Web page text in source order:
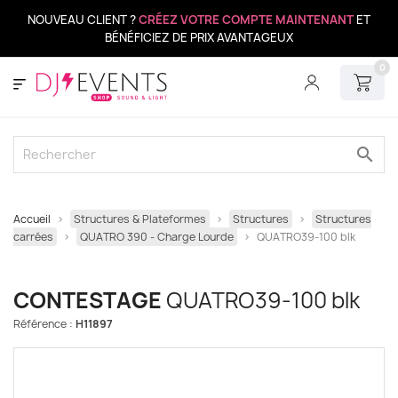
NOUVEAU CLIENT ?CRÉEZ VOTRE COMPTE MAINTENANT ET
BÉNÉFICIEZ DE PRIX AVANTAGEUX
0
search
Accueil Structures & Plateformes Structures
Structures
carrées
QUATRO 390 - Charge Lourde QUATRO39-100 blk
CONTESTAGE QUATRO39-100 blk
Référence : H11897